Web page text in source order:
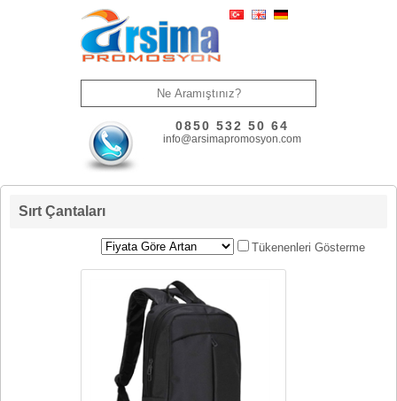
0850 532 50 64
info@arsimapromosyon.com
Sırt Çantaları
Tükenenleri Gösterme